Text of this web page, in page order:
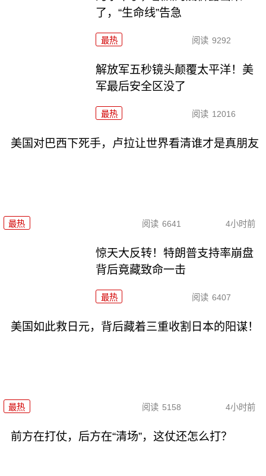
了，“生命线”告急
最热 阅读 9292
解放军五秒镜头颠覆太平洋！美
军最后安全区没了
最热 阅读 12016
美国对巴西下死手，卢拉让世界看清谁才是真朋友
最热 阅读 6641 4小时前
惊天大反转！特朗普支持率崩盘
背后竟藏致命一击
最热 阅读 6407
美国如此救日元，背后藏着三重收割日本的阳谋！
最热 阅读 5158 4小时前
前方在打仗，后方在“清场”，这仗还怎么打？